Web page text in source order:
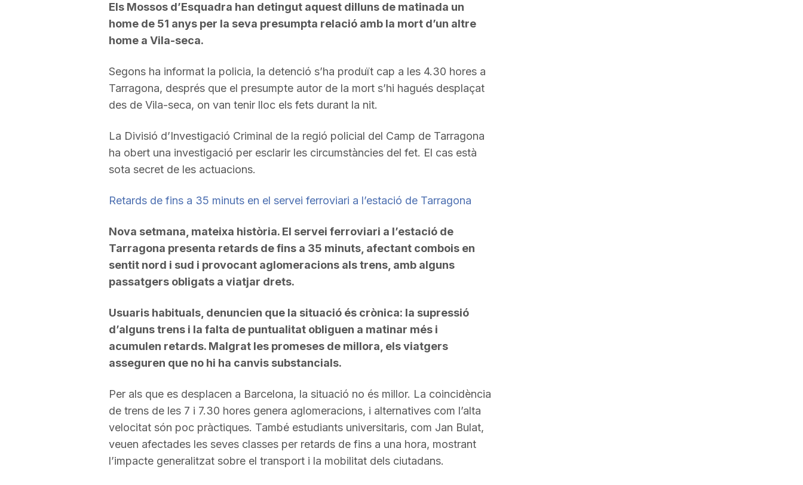
Els Mossos d’Esquadra han detingut aquest dilluns de matinada un
home de 51 anys per la seva presumpta relació amb la mort d’un altre
home a Vila-seca.
Segons ha informat la policia, la detenció s’ha produït cap a les 4.30 hores a
Tarragona, després que el presumpte autor de la mort s’hi hagués desplaçat
des de Vila-seca, on van tenir lloc els fets durant la nit.
La Divisió d’Investigació Criminal de la regió policial del Camp de Tarragona
ha obert una investigació per esclarir les circumstàncies del fet. El cas està
sota secret de les actuacions.
Retards de fins a 35 minuts en el servei ferroviari a l’estació de Tarragona
Nova setmana, mateixa història. El servei ferroviari a l’estació de
Tarragona presenta retards de fins a 35 minuts, afectant combois en
sentit nord i sud i provocant aglomeracions als trens, amb alguns
passatgers obligats a viatjar drets.
Usuaris habituals, denuncien que la situació és crònica: la supressió
d’alguns trens i la falta de puntualitat obliguen a matinar més i
acumulen retards. Malgrat les promeses de millora, els viatgers
asseguren que no hi ha canvis substancials.
Per als que es desplacen a Barcelona, la situació no és millor. La coincidència
de trens de les 7 i 7.30 hores genera aglomeracions, i alternatives com l’alta
velocitat són poc pràctiques. També estudiants universitaris, com Jan Bulat,
veuen afectades les seves classes per retards de fins a una hora, mostrant
l’impacte generalitzat sobre el transport i la mobilitat dels ciutadans.